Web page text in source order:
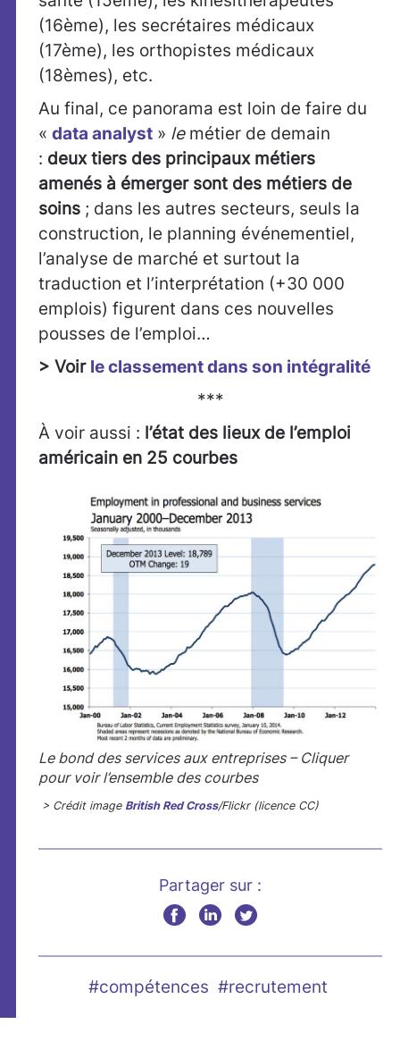
(16ème), les secrétaires médicaux
(17ème), les orthopistes médicaux
(18èmes), etc.
Au final, ce panorama est loin de faire du
« data analyst » le métier de demain
: deux tiers des principaux métiers
amenés à émerger sont des métiers de
soins ; dans les autres secteurs, seuls la
construction, le planning événementiel,
l’analyse de marché et surtout la
traduction et l’interprétation (+30 000
emplois) figurent dans ces nouvelles
pousses de l’emploi…
> Voir le classement dans son intégralité
***
À voir aussi : l’état des lieux de l’emploi
américain en 25 courbes
Le bond des services aux entreprises – Cliquer
pour voir l’ensemble des courbes
> Crédit image British Red Cross/Flickr (licence CC)
Partager sur :
#compétences #recrutement